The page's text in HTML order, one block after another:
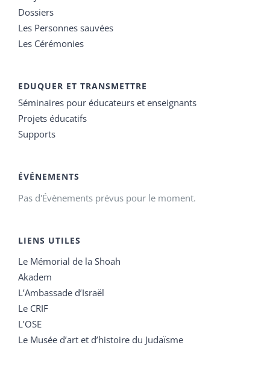
Dossiers
Les Personnes sauvées
Les Cérémonies
EDUQUER ET TRANSMETTRE
Séminaires pour éducateurs et enseignants
Projets éducatifs
Supports
ÉVÉNEMENTS
Pas d'Évènements prévus pour le moment.
LIENS UTILES
Le Mémorial de la Shoah
Akadem
L’Ambassade d’Israël
Le CRIF
L’OSE
Le Musée d’art et d’histoire du Judaïsme